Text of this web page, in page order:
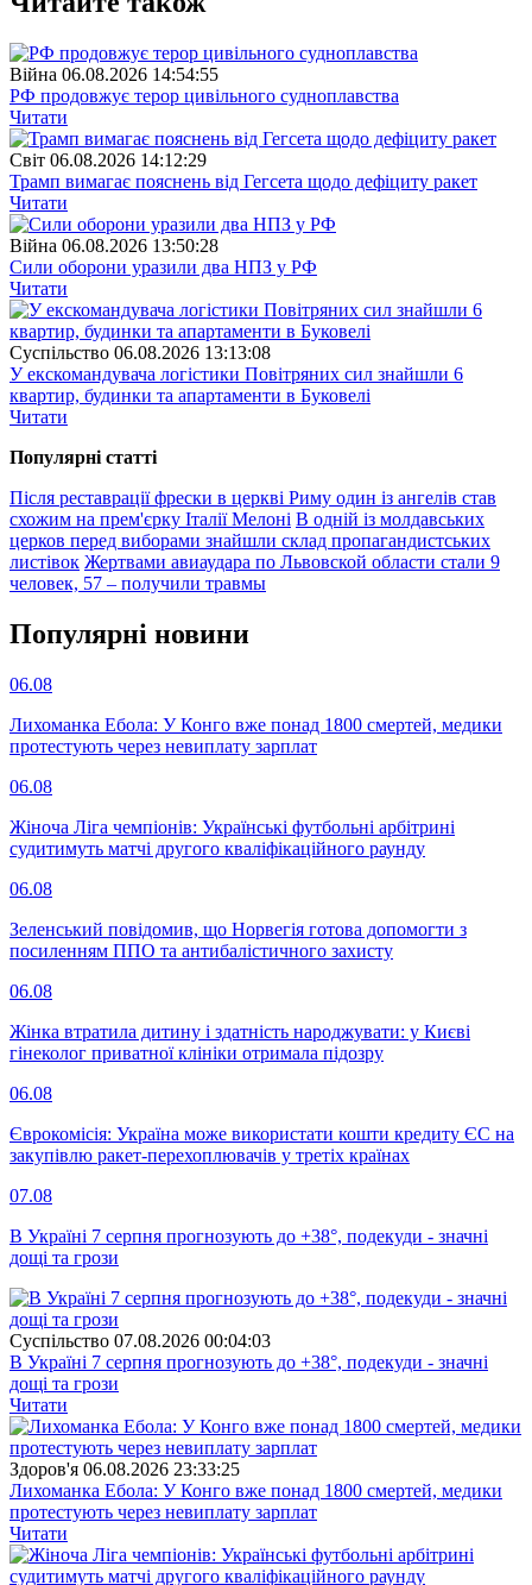
Війна 06.08.2026 14:54:55
РФ продовжує терор цивільного судноплавства
Читати
Свiт 06.08.2026 14:12:29
Трамп вимагає пояснень від Гегсета щодо дефіциту ракет
Читати
Війна 06.08.2026 13:50:28
Сили оборони уразили два НПЗ у РФ
Читати
Суспiльство 06.08.2026 13:13:08
У екскомандувача логістики Повітряних сил знайшли 6
квартир, будинки та апартаменти в Буковелі
Читати
Популярнi статтi
Після реставрації фрески в церкві Риму один із ангелів став
схожим на прем'єрку Італії Мелоні В одній із молдавських
церков перед виборами знайшли склад пропагандистських
листівок Жертвами авиаудара по Львовской области стали 9
человек, 57 – получили травмы
Популярнi новини
06.08
Лихоманка Ебола: У Конго вже понад 1800 смертей, медики
протестують через невиплату зарплат
06.08
Жіноча Ліга чемпіонів: Українські футбольні арбітрині
судитимуть матчі другого кваліфікаційного раунду
06.08
Зеленський повідомив, що Норвегія готова допомогти з
посиленням ППО та антибалістичного захисту
06.08
Жінка втратила дитину і здатність народжувати: у Києві
гінеколог приватної клініки отримала підозру
06.08
Єврокомісія: Україна може використати кошти кредиту ЄС на
закупівлю ракет-перехоплювачів у третіх країнах
07.08
В Україні 7 серпня прогнозують до +38°, подекуди - значні
дощі та грози
Суспiльство 07.08.2026 00:04:03
В Україні 7 серпня прогнозують до +38°, подекуди - значні
дощі та грози
Читати
Здоров'я 06.08.2026 23:33:25
Лихоманка Ебола: У Конго вже понад 1800 смертей, медики
протестують через невиплату зарплат
Читати